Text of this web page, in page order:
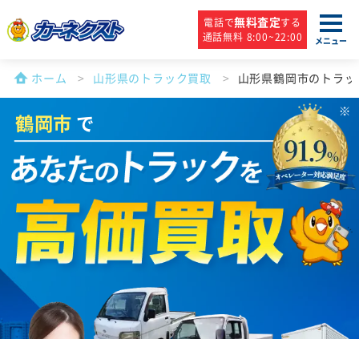
電話で無料査定する
通話無料 8:00~22:00
メニュー
ホーム 山形県のトラック買取 山形県鶴岡市のトラ
鶴岡市 で